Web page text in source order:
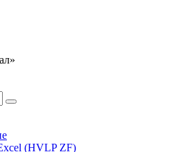
(HVLP ZF)